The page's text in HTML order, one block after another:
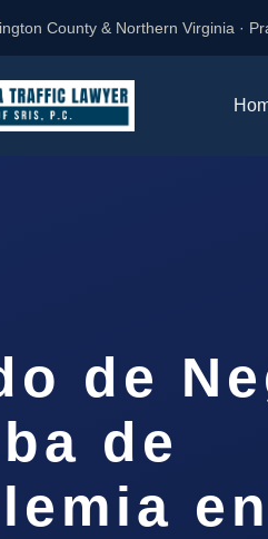
County & Northern Virginia ·
de
de